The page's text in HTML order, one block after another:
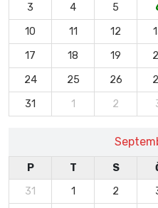
3
4 5
10
11 12
17
18 19
24
25 26
31
1 2
P T S
31
1 2